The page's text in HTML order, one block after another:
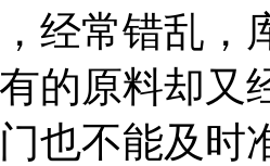
经常错乱，
的原料却又
也不能及时